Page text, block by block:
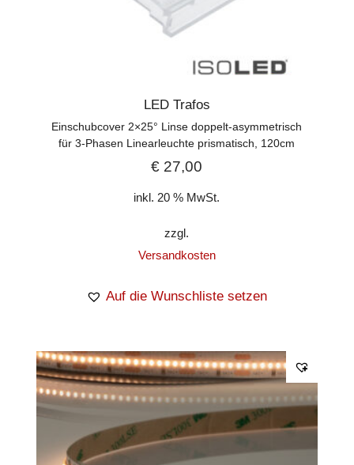
LED Trafos
Einschubcover 2×25° Linse doppelt-asymmetrisch
für 3-Phasen Linearleuchte prismatisch, 120cm
€ 27,00
inkl. 20 % MwSt.
zzgl.
Versandkosten
Auf die Wunschliste setzen